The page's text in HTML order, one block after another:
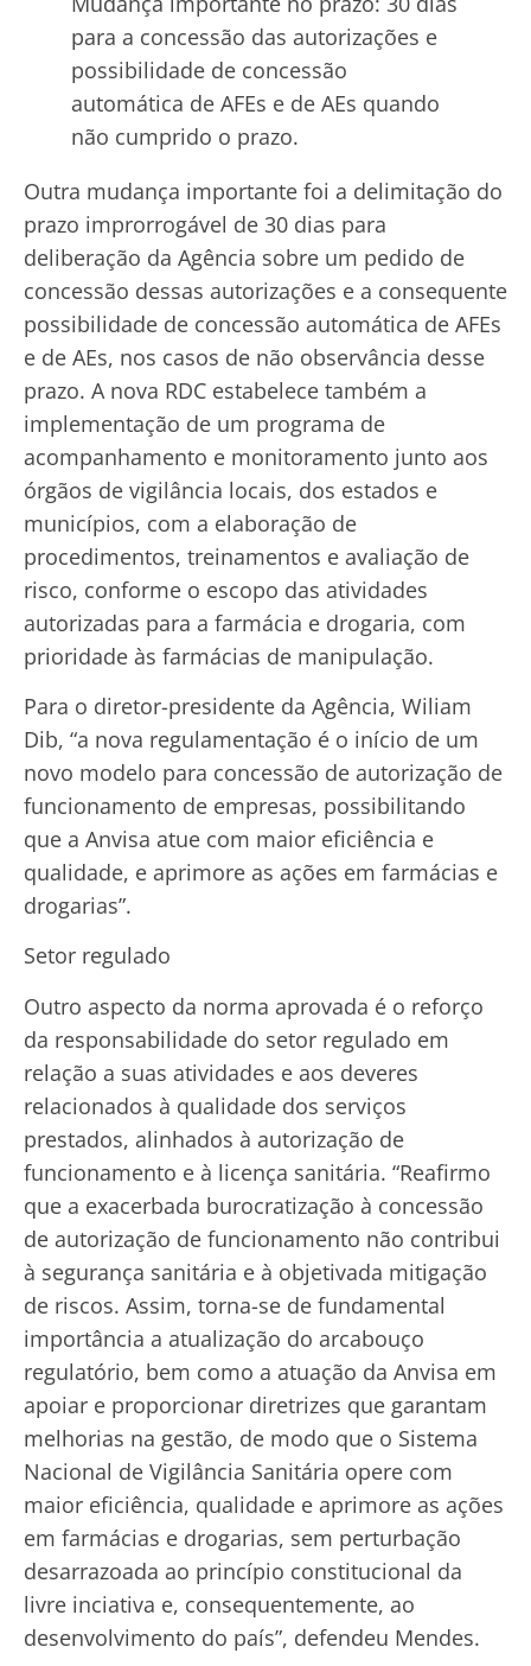
para a concessão das autorizações e
possibilidade de concessão
automática de AFEs e de AEs quando
não cumprido o prazo.
Outra mudança importante foi a delimitação do
prazo improrrogável de 30 dias para
deliberação da Agência sobre um pedido de
concessão dessas autorizações e a consequente
possibilidade de concessão automática de AFEs
e de AEs, nos casos de não observância desse
prazo. A nova RDC estabelece também a
implementação de um programa de
acompanhamento e monitoramento junto aos
órgãos de vigilância locais, dos estados e
municípios, com a elaboração de
procedimentos, treinamentos e avaliação de
risco, conforme o escopo das atividades
autorizadas para a farmácia e drogaria, com
prioridade às farmácias de manipulação.
Para o diretor-presidente da Agência, Wiliam
Dib, “a nova regulamentação é o início de um
novo modelo para concessão de autorização de
funcionamento de empresas, possibilitando
que a Anvisa atue com maior eficiência e
qualidade, e aprimore as ações em farmácias e
drogarias”.
Setor regulado
Outro aspecto da norma aprovada é o reforço
da responsabilidade do setor regulado em
relação a suas atividades e aos deveres
relacionados à qualidade dos serviços
prestados, alinhados à autorização de
funcionamento e à licença sanitária. “Reafirmo
que a exacerbada burocratização à concessão
de autorização de funcionamento não contribui
à segurança sanitária e à objetivada mitigação
de riscos. Assim, torna-se de fundamental
importância a atualização do arcabouço
regulatório, bem como a atuação da Anvisa em
apoiar e proporcionar diretrizes que garantam
melhorias na gestão, de modo que o Sistema
Nacional de Vigilância Sanitária opere com
maior eficiência, qualidade e aprimore as ações
em farmácias e drogarias, sem perturbação
desarrazoada ao princípio constitucional da
livre inciativa e, consequentemente, ao
desenvolvimento do país”, defendeu Mendes.